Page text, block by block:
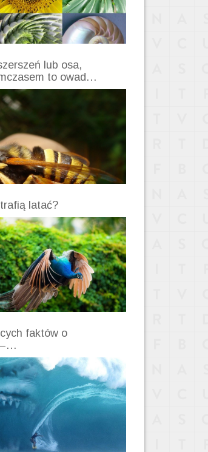
lub osa,
to owad…
latać?
faktów o
–…